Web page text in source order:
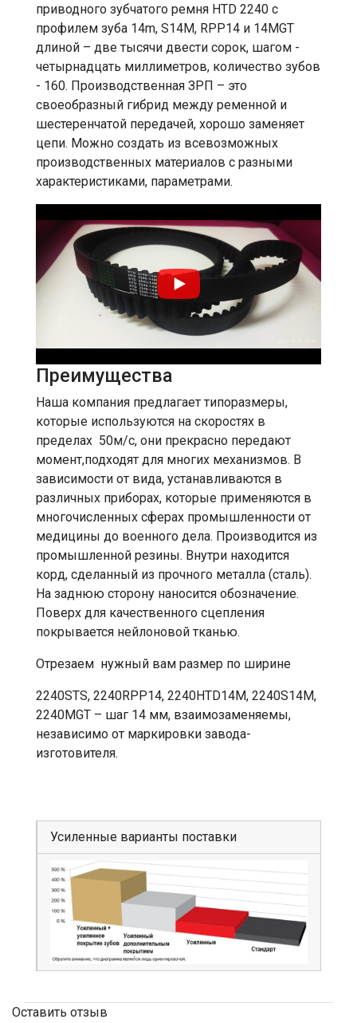
приводного зубчатого ремня HTD 2240 с
профилем зуба 14m, S14M, RPP14 и 14MGT
длиной – две тысячи двести сорок, шагом -
четырнадцать миллиметров, количество зубов
- 160. Производственная ЗРП – это
своеобразный гибрид между ременной и
шестеренчатой передачей, хорошо заменяет
цепи. Можно создать из всевозможных
производственных материалов с разными
характеристиками, параметрами.
Преимущества
Наша компания предлагает типоразмеры,
которые используются на скоростях в
пределах 50м/с, они прекрасно передают
момент,подходят для многих механизмов. В
зависимости от вида, устанавливаются в
различных приборах, которые применяются в
многочисленных сферах промышленности от
медицины до военного дела. Производится из
промышленной резины. Внутри находится
корд, сделанный из прочного металла (сталь).
На заднюю сторону наносится обозначение.
Поверх для качественного сцепления
покрывается нейлоновой тканью.
Отрезаем нужный вам размер по ширине
2240STS, 2240RPP14, 2240HTD14М, 2240S14M,
2240MGT – шаг 14 мм, взаимозаменяемы,
независимо от маркировки завода-
изготовителя.
Усиленные варианты поставки
Оставить отзыв